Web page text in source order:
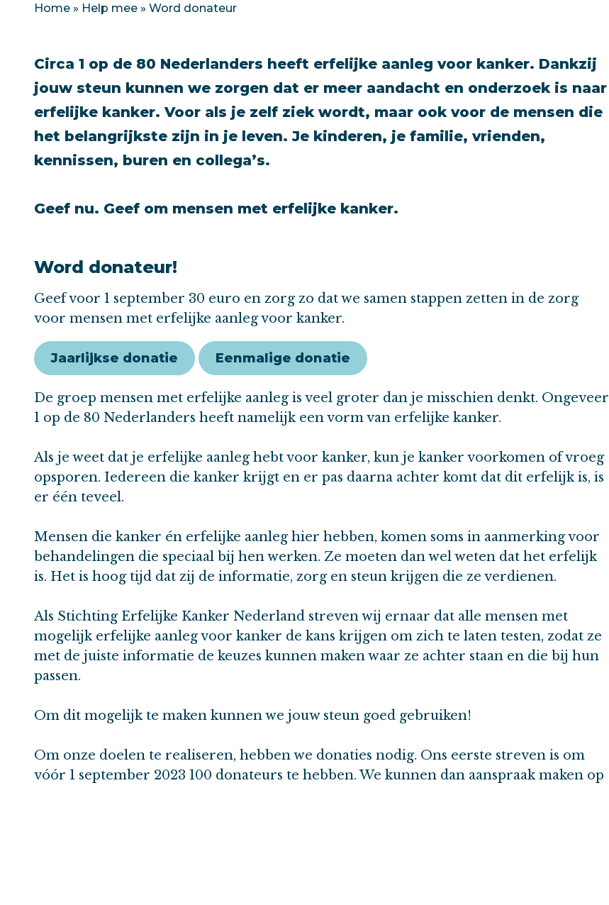
Home » Help mee » Word donateur
Circa 1 op de 80 Nederlanders heeft erfelijke aanleg voor kanker. Dankzij
jouw steun kunnen we zorgen dat er meer aandacht en onderzoek is naar
erfelijke kanker. Voor als je zelf ziek wordt, maar ook voor de mensen die
het belangrijkste zijn in je leven. Je kinderen, je familie, vrienden,
kennissen, buren en collega’s.
Geef nu. Geef om mensen met erfelijke kanker.
Word donateur!
Geef voor 1 september 30 euro en zorg zo dat we samen stappen zetten in de zorg
voor mensen met erfelijke aanleg voor kanker.
Jaarlijkse donatie Eenmalige donatie
De groep mensen met erfelijke aanleg is veel groter dan je misschien denkt. Ongeveer
1 op de 80 Nederlanders heeft namelijk een vorm van erfelijke kanker.
Als je weet dat je erfelijke aanleg hebt voor kanker, kun je kanker voorkomen of vroeg
opsporen. Iedereen die kanker krijgt en er pas daarna achter komt dat dit erfelijk is, is
er één teveel.
Mensen die kanker én erfelijke aanleg hier hebben, komen soms in aanmerking voor
behandelingen die speciaal bij hen werken. Ze moeten dan wel weten dat het erfelijk
is. Het is hoog tijd dat zij de informatie, zorg en steun krijgen die ze verdienen.
Als Stichting Erfelijke Kanker Nederland streven wij ernaar dat alle mensen met
mogelijk erfelijke aanleg voor kanker de kans krijgen om zich te laten testen, zodat ze
met de juiste informatie de keuzes kunnen maken waar ze achter staan en die bij hun
passen.
Om dit mogelijk te maken kunnen we jouw steun goed gebruiken!
Om onze doelen te realiseren, hebben we donaties nodig. Ons eerste streven is om
vóór 1 september 2023 100 donateurs te hebben. We kunnen dan aanspraak maken op